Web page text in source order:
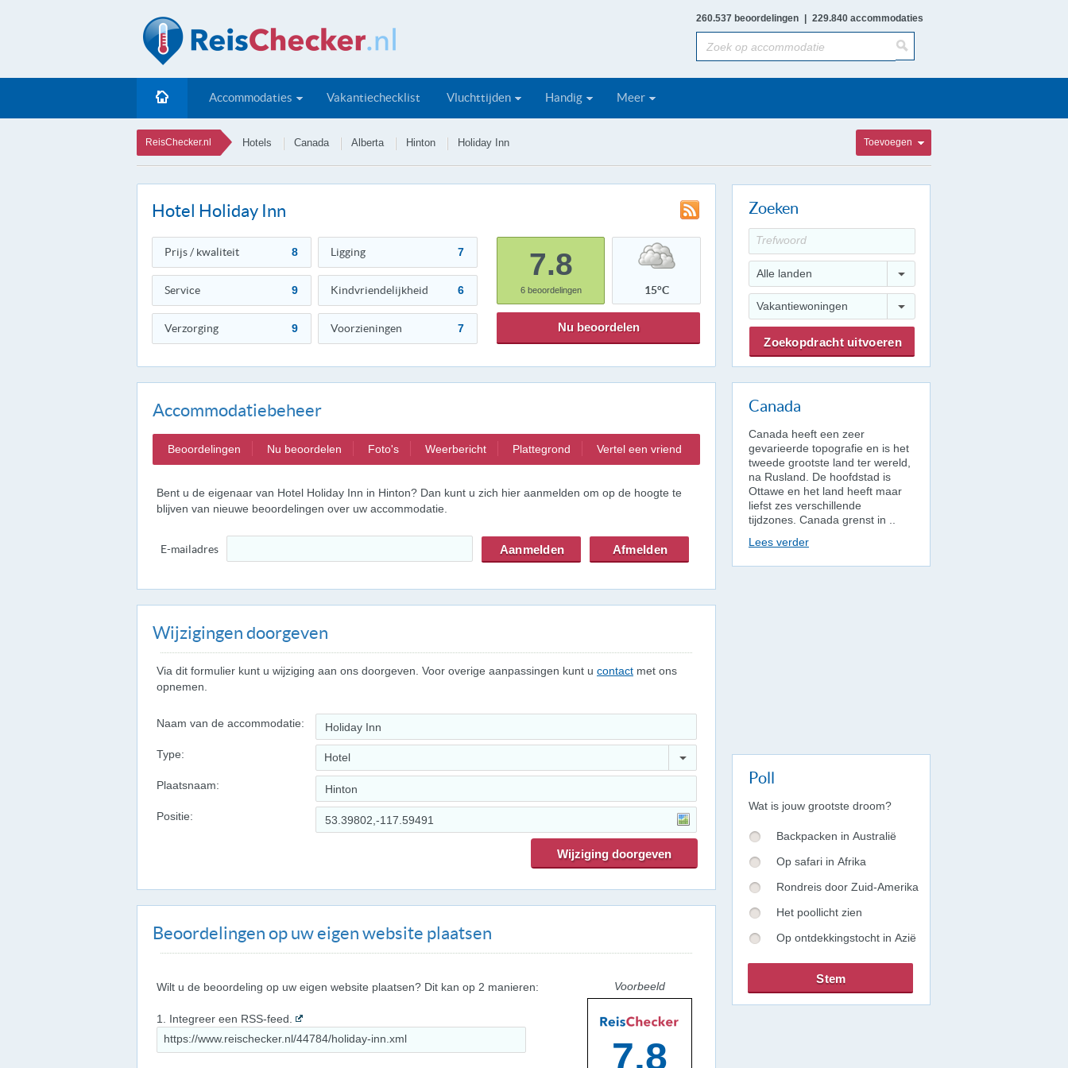
260.537 beoordelingen 229.840 accommodaties
Accommodaties Vakantiechecklist Vluchttijden Handig Meer
ReisChecker.nl Hotels Canada Alberta Hinton Holiday Inn Toevoegen
Hotel Holiday Inn
Prijs / kwaliteit 8 Ligging 7
Service 9 Kindvriendelijkheid 6
Verzorging 9 Voorzieningen 7
7.8
6beoordelingen 15°C
Nu beoordelen
Accommodatiebeheer
Beoordelingen Nu beoordelen Foto's Weerbericht Plattegrond Vertel een vriend
Bent u de eigenaar van Hotel Holiday Inn in Hinton? Dan kunt u zich hier aanmelden om op de hoogte te
blijven van nieuwe beoordelingen over uw accommodatie.
E-mailadres
Wijzigingen doorgeven
Via dit formulier kunt u wijziging aan ons doorgeven. Voor overige aanpassingen kunt u contact met ons
opnemen.
Naam van de accommodatie:
Type: Hotel
Plaatsnaam:
Positie:
Beoordelingen op uw eigen website plaatsen
Voorbeeld
7.8
Wilt u de beoordeling op uw eigen website plaatsen? Dit kan op 2 manieren:
1. Integreer een RSS-feed.
Zoeken
Alle landen
Vakantiewoningen
Canada
Canada heeft een zeer
gevarieerde topografie en is het
tweede grootste land ter wereld,
na Rusland. De hoofdstad is
Ottawe en het land heeft maar
liefst zes verschillende
tijdzones. Canada grenst in ..
Lees verder
Poll
Wat is jouw grootste droom?
Backpacken in Australië
Op safari in Afrika
Rondreis door Zuid-Amerika
Het poollicht zien
Op ontdekkingstocht in Azië